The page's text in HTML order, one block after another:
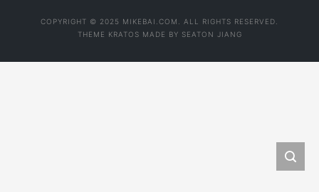
制到剪贴板并删除之。 Delete 删除当前选中
签。 Indent 增加选中文本的缩进。 InlineDirLTR 目前尚
COPYRIGHT © 2025 MIKEBAI.COM. ALL RIGHTS RESERVED.
THEME KRATOS MADE BY SEATON JIANG